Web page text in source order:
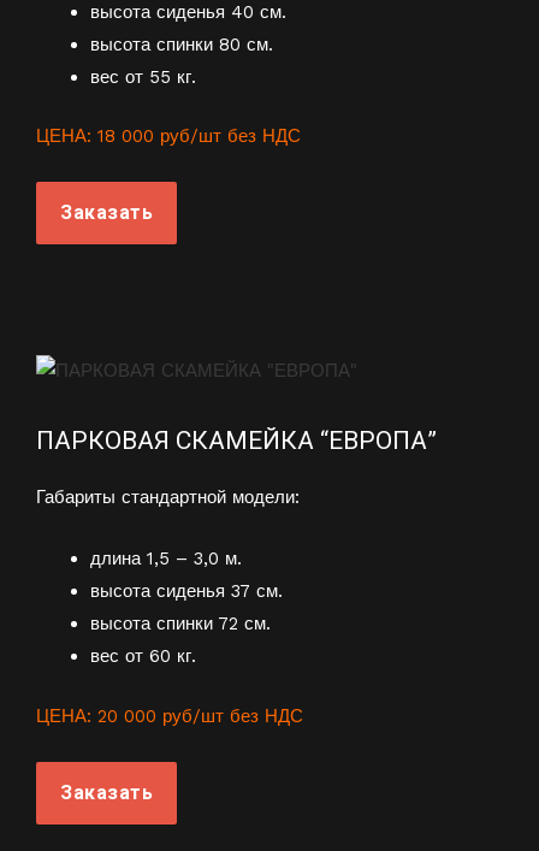
высота сиденья 40 см.
высота спинки 80 см.
вес от 55 кг.
ЦЕНА: 18 000 руб/шт без НДС
Заказать
ПАРКОВАЯ СКАМЕЙКА “ЕВРОПА”
Габариты стандартной модели:
длина 1,5 – 3,0 м.
высота сиденья 37 см.
высота спинки 72 см.
вес от 60 кг.
ЦЕНА: 20 000 руб/шт без НДС
Заказать